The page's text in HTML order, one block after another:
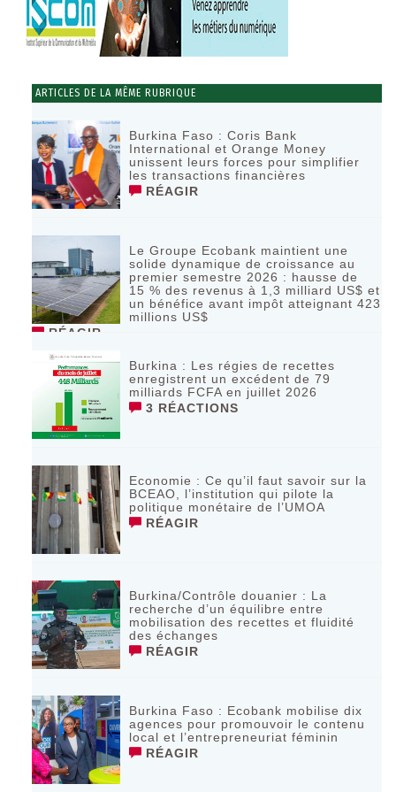
ARTICLES DE LA MÊME RUBRIQUE
Burkina Faso : Coris Bank
International et Orange Money
unissent leurs forces pour simplifier
les transactions financières
RÉAGIR
Le Groupe Ecobank maintient une
solide dynamique de croissance au
premier semestre 2026 : hausse de
15 % des revenus à 1,3 milliard US$ et
un bénéfice avant impôt atteignant 423
millions US$
RÉAGIR
Burkina : Les régies de recettes
enregistrent un excédent de 79
milliards FCFA en juillet 2026
3 RÉACTIONS
Economie : Ce qu’il faut savoir sur la
BCEAO, l’institution qui pilote la
politique monétaire de l’UMOA
RÉAGIR
Burkina/Contrôle douanier : La
recherche d’un équilibre entre
mobilisation des recettes et fluidité
des échanges
RÉAGIR
Burkina Faso : Ecobank mobilise dix
agences pour promouvoir le contenu
local et l’entrepreneuriat féminin
RÉAGIR